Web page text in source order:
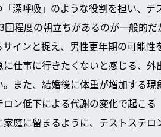
深呼吸」のような役割を担い、
程度の朝立ちがあるのが一般的
インと捉え、男性更年期の可能性
仕事に行きたくないと感じる、
また、結婚後に体重が増加する
ン低下による代謝の変化で起こ
庭に留まるように、テストステロ